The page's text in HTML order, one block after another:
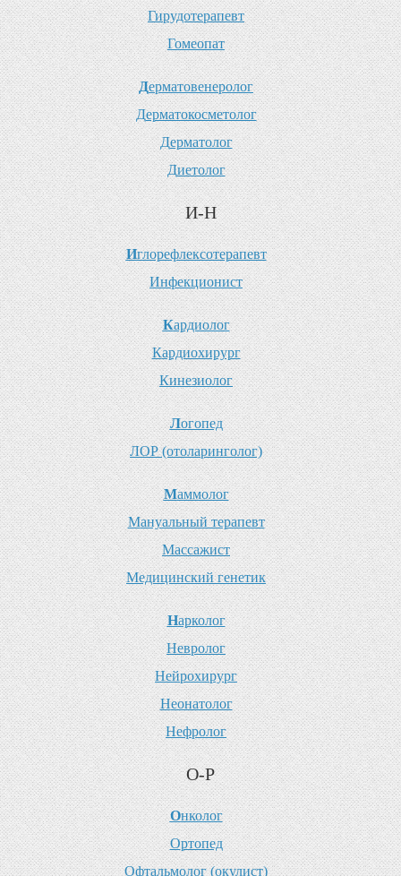
Гирудотерапевт
Гомеопат
Дерматовенеролог
Дерматокосметолог
Дерматолог
Диетолог
И-Н
Иглорефлексотерапевт
Инфекционист
Кардиолог
Кардиохирург
Кинезиолог
Логопед
ЛОР (отоларинголог)
Маммолог
Мануальный терапевт
Массажист
Медицинский генетик
Нарколог
Невролог
Нейрохирург
Неонатолог
Нефролог
О-Р
Онколог
Ортопед
Офтальмолог (окулист)